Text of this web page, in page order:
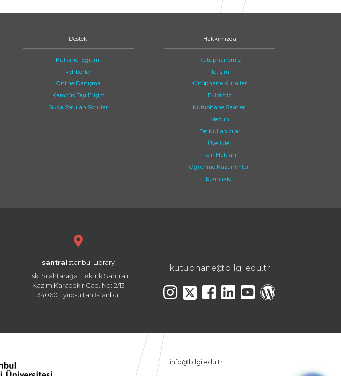
Destek
Kullanıcı Eğitimi
Rehberler
Online Danışma
Kampüs Dışı Erişim
Sıkça Sorulan Sorular
Hakkımızda
Kütüphanemiz
İletişim
Kütüphane Kuralları
Ekibimiz
Kütüphane Saatleri
Mezun
Dış Kullanıcılar
Üyelikler
Telif Hakları
Öğrenme Kazanımları
Etkinlikler
santral istanbul Library
Eski Silahtarağa Elektrik Santralı
Kazım Karabekir Cad. No: 2/13
34060 Eyüpsultan İstanbul
kutuphane@bilgi.edu.tr
info@bilgi.edu.tr